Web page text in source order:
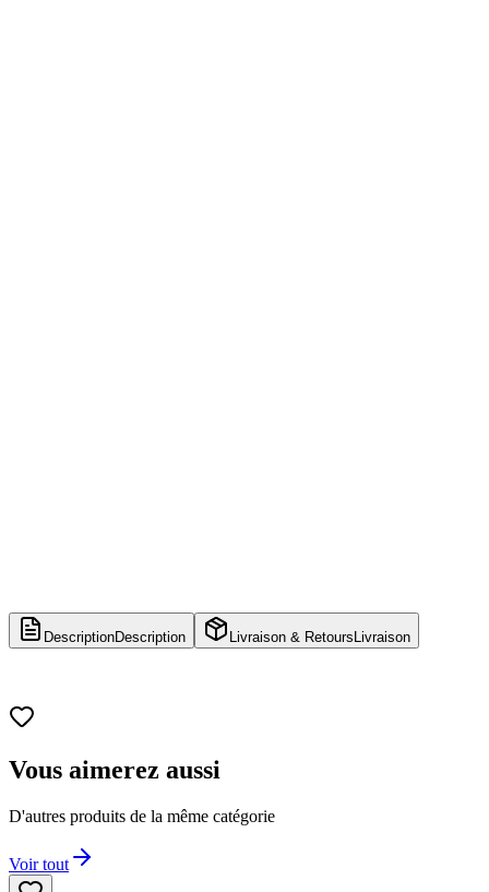
DescriptionDescription Livraison & Retours Livraison
Vous aimerez aussi
D'autres produits de la même catégorie
Voir tout